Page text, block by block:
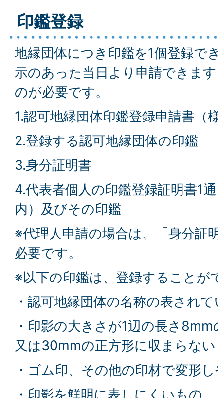
印鑑登録
地縁団体につき印鑑を1個登録で
示のあった当日より申請できま
のが必要です。
1.認可地縁団体印鑑登録申請書（
2.登録する認可地縁団体の印鑑
3.身分証明書
4.代表者個人の印鑑登録証明書1
内）及びその印鑑
※代理人申請の場合は、「身分証
必要です。
※以下の印鑑は、登録することが
・認可地縁団体の名称の表され
・印影の大きさが1辺の長さ
又は30mmの正方形に収まらな
・ゴム印、その他の印材で変形
・印影を鮮明に表しにくいもの